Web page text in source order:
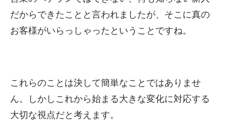
だからできたことと言われましたが、そこに真の
お客様がいらっしゃったということですね。
これらのことは決して簡単なことではありませ
ん。しかしこれから始まる大きな変化に対応する
大切な視点だと考えます。